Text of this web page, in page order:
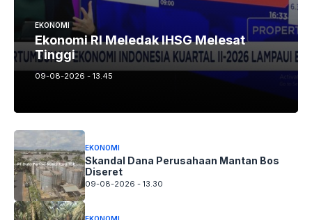
EKONOMI
Ekonomi RI Meledak IHSG Melesat
Tinggi
09-08-2026 - 13.45
EKONOMI
Skandal Dana Perusahaan Mantan Bos
Diseret
09-08-2026 - 13.30